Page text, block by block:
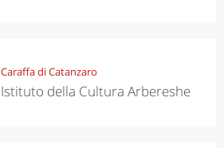
Caraffa di Catanzaro
Istituto della Cultura Arbereshe